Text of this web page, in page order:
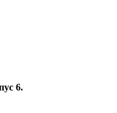
6.